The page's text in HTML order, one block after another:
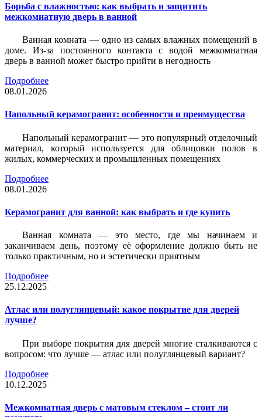
Борьба с влажностью: как выбрать и защитить
межкомнатную дверь в ванной
Ванная комната — одно из самых влажных помещений в
доме. Из-за постоянного контакта с водой межкомнатная
дверь в ванной может быстро прийти в негодность
Подробнее
08.01.2026
Напольный керамогранит: особенности и преимущества
Напольный керамогранит — это популярный отделочный
материал, который используется для облицовки полов в
жилых, коммерческих и промышленных помещениях
Подробнее
08.01.2026
Керамогранит для ванной: как выбрать и где купить
Ванная комната — это место, где мы начинаем и
заканчиваем день, поэтому её оформление должно быть не
только практичным, но и эстетически приятным
Подробнее
25.12.2025
Атлас или полуглянцевый: какое покрытие для дверей
лучше?
При выборе покрытия для дверей многие сталкиваются с
вопросом: что лучше — атлас или полуглянцевый вариант?
Подробнее
10.12.2025
Межкомнатная дверь с матовым стеклом – стоит ли